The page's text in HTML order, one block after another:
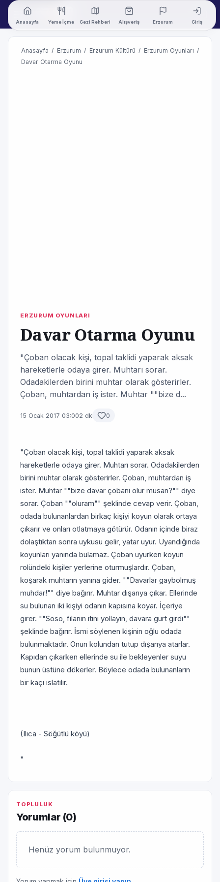
Anasayfa Yeme İçme Gezi Rehberi Alışveriş Erzurum Giriş
Anasayfa / Erzurum / Erzurum Kültürü / Erzurum Oyunları /
Davar Otarma Oyunu
ERZURUM OYUNLARI
Davar Otarma Oyunu
"Çoban olacak kişi, topal taklidi yaparak aksak
hareketlerle odaya girer. Muhtarı sorar.
Odadakilerden birini muhtar olarak gösterirler.
Çoban, muhtardan iş ister. Muhtar ""bize d...
15 Ocak 2017 03:002 dk 0
"Çoban olacak kişi, topal taklidi yaparak aksak
hareketlerle odaya girer. Muhtarı sorar. Odadakilerden
birini muhtar olarak gösterirler. Çoban, muhtardan iş
ister. Muhtar ""bize davar çobani olur musan?"" diye
sorar. Çoban ""oluram"" şeklinde cevap verir. Çoban,
odada bulunanlardan birkaç kişiyi koyun olarak ortaya
çıkarır ve onları otlatmaya götürür. Odanın içinde biraz
dolaştıktan sonra uykusu gelir, yatar uyur. Uyandığında
koyunları yanında bulamaz. Çoban uyurken koyun
rolündeki kişiler yerlerine oturmuşlardır. Çoban,
koşarak muhtarın yanına gider. ""Davarlar gaybolmuş
muhdar!"" diye bağırır. Muhtar dışarıya çıkar. Ellerinde
su bulunan iki kişiyi odanın kapısına koyar. İçeriye
girer. ""Soso, filanın itini yollayın, davara gurt girdi""
şeklinde bağırır. İsmi söylenen kişinin oğlu odada
bulunmaktadır. Onun kolundan tutup dışarıya atarlar.
Kapıdan çıkarken ellerinde su ile bekleyenler suyu
bunun üstüne dökerler. Böylece odada bulunanların
bir kaçı ıslatılır.
(Ilıca - Söğütlü köyü)
"
TOPLULUK
Yorumlar (0)
Henüz yorum bulunmuyor.